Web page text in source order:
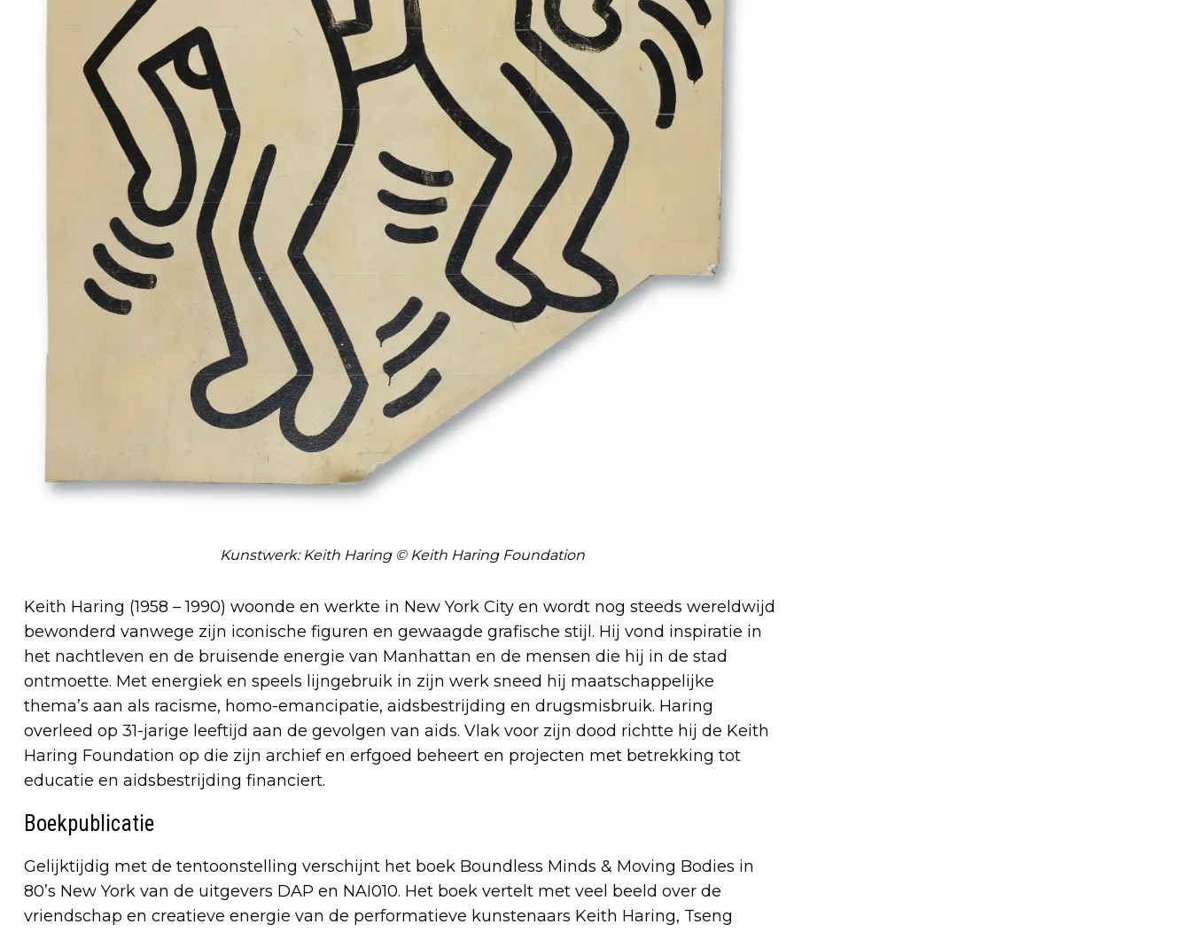
Kunstwerk: Keith Haring © Keith Haring Foundation
Keith Haring (1958 – 1990) woonde en werkte in New York City en wordt nog steeds wereldwijd
bewonderd vanwege zijn iconische figuren en gewaagde grafische stijl. Hij vond inspiratie in
het nachtleven en de bruisende energie van Manhattan en de mensen die hij in de stad
ontmoette. Met energiek en speels lijngebruik in zijn werk sneed hij maatschappelijke
thema’s aan als racisme, homo-emancipatie, aidsbestrijding en drugsmisbruik. Haring
overleed op 31-jarige leeftijd aan de gevolgen van aids. Vlak voor zijn dood richtte hij de Keith
Haring Foundation op die zijn archief en erfgoed beheert en projecten met betrekking tot
educatie en aidsbestrijding financiert.
Boekpublicatie
Gelijktijdig met de tentoonstelling verschijnt het boek Boundless Minds & Moving Bodies in
80’s New York van de uitgevers DAP en NAI010. Het boek vertelt met veel beeld over de
vriendschap en creatieve energie van de performatieve kunstenaars Keith Haring, Tseng